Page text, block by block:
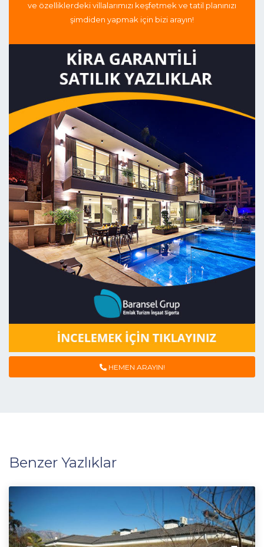
ve özelliklerdeki villalarımızı keşfetmek ve tatil planınızı
şimdiden yapmak için bizi arayın!
HEMEN ARAYIN!
Benzer Yazlıklar